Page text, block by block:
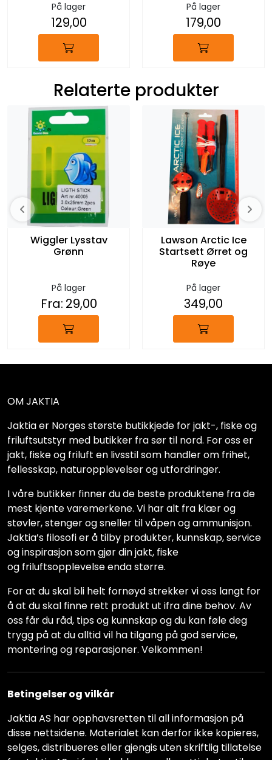
På lager
129,00
På lager
179,00
Relaterte produkter
Wiggler Lysstav
Grønn
På lager
Fra: 29,00
Lawson Arctic Ice
Startsett Ørret og
Røye
På lager
349,00
OM JAKTIA
Jaktia er Norges største butikkjede for jakt-, fiske og
friluftsutstyr med butikker fra sør til nord. For oss er
jakt, fiske og friluft en livsstil som handler om frihet,
fellesskap, naturopplevelser og utfordringer.
I våre butikker finner du de beste produktene fra de
mest kjente varemerkene. Vi har alt fra klær og
støvler, stenger og sneller til våpen og ammunisjon.
Jaktia’s filosofi er å tilby produkter, kunnskap, service
og inspirasjon som gjør din jakt, fiske
og friluftsopplevelse enda større.
For at du skal bli helt fornøyd strekker vi oss langt for
å at du skal finne rett produkt ut ifra dine behov. Av
oss får du råd, tips og kunnskap og du kan føle deg
trygg på at du alltid vil ha tilgang på god service,
montering og reparasjoner. Velkommen!
Betingelser og vilkår
Jaktia AS har opphavsretten til all informasjon på
disse nettsidene. Materialet kan derfor ikke kopieres,
selges, distribueres eller gjengis uten skriftlig tillatelse